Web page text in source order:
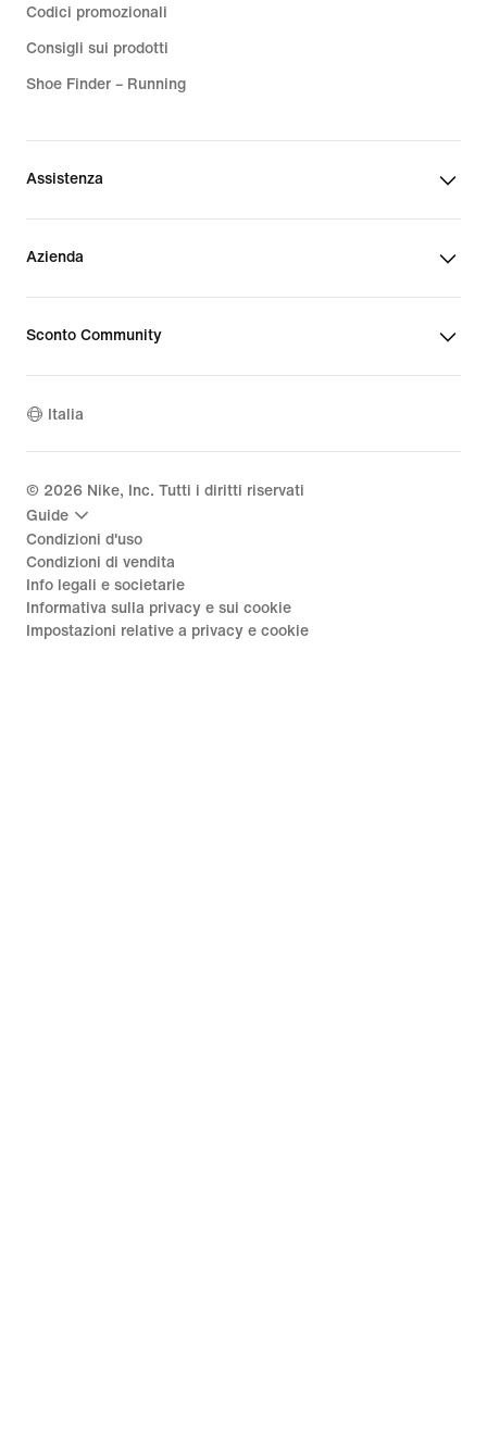
Codici promozionali
Consigli sui prodotti
Shoe Finder – Running
Assistenza
Azienda
Sconto Community
Italia
© 2026 Nike, Inc. Tutti i diritti riservati
Guide
Condizioni d'uso
Condizioni di vendita
Info legali e societarie
Informativa sulla privacy e sui cookie
Impostazioni relative a privacy e cookie